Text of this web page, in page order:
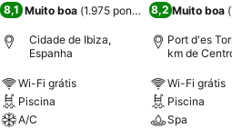
8,1 Muito boa (1.975 pontuações)
Cidade de Ibiza,
Espanha
Wi-Fi grátis
Piscina
A/C
8,2 Muito boa (
Port d'es
km de
Wi-Fi grátis
Piscina
Spa